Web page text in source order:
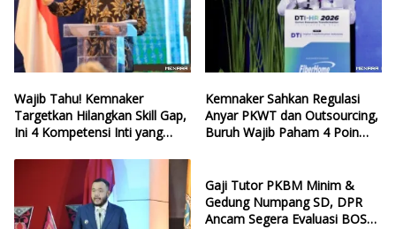
Wajib Tahu! Kemnaker
Targetkan Hilangkan Skill Gap,
Ini 4 Kompetensi Inti yang
Kemnaker Sahkan Regulasi
Anyar PKWT dan Outsourcing,
Buruh Wajib Paham 4 Poin
Gaji Tutor PKBM Minim &
Gedung Numpang SD, DPR
Ancam Segera Evaluasi BOSP